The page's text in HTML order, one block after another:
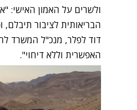
ולשרים על האמון האישי:
הבריאותית לציבור תיבלם,
דוד לפלר, מנכ"ל המשרד
האפשרית וללא דיחוי".